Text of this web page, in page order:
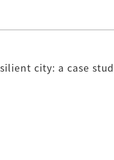
city: a case